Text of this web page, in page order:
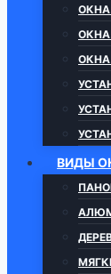
ОКНА
ОКНА
ОКНА
ВИДЫ